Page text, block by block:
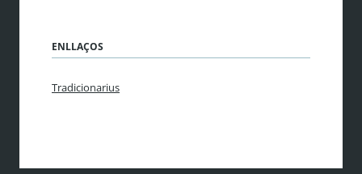
ENLLAÇOS
Tradicionarius